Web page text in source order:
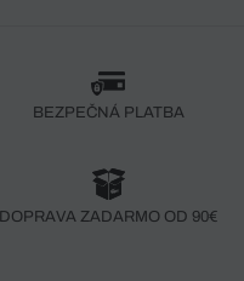
BEZPEČNÁ PLATBA
DOPRAVA ZADARMO OD 90€